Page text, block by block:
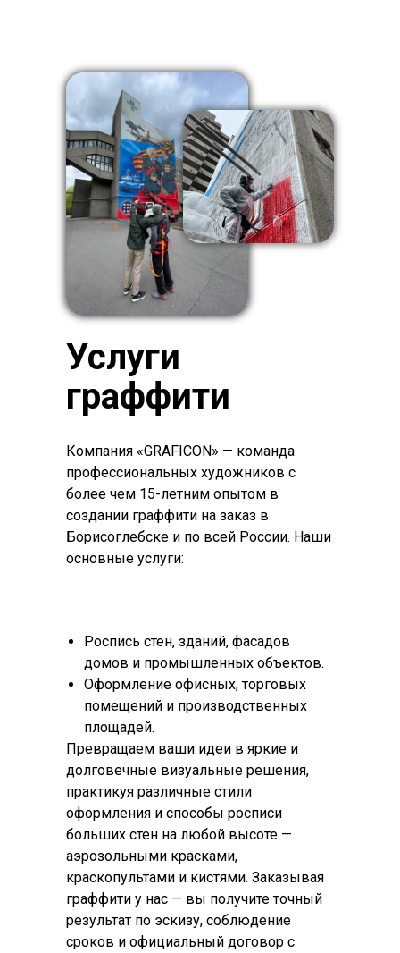
Роспись стен, зданий, фасадов
домов и промышленных объектов.
Оформление офисных, торговых
помещений и производственных
площадей.
Превращаем ваши идеи в яркие и
долговечные визуальные решения,
практикуя различные стили
оформления и способы росписи
больших стен на любой высоте —
аэрозольными красками,
краскопультами и кистями. Заказывая
граффити у нас — вы получите точный
результат по эскизу, соблюдение
сроков и официальный договор с
Компания «GRAFICON» — команда
профессиональных художников с
более чем 15-летним опытом в
создании граффити на заказ в
Борисоглебске и по всей России. Наши
основные услуги:
Услуги
граффити